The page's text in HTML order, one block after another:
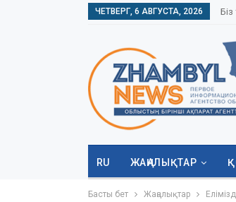
ЧЕТВЕРГ, 6 АВГУСТА, 2026
RU ЖАҢАЛЫҚТАР
Басты бет Жаңалықтар